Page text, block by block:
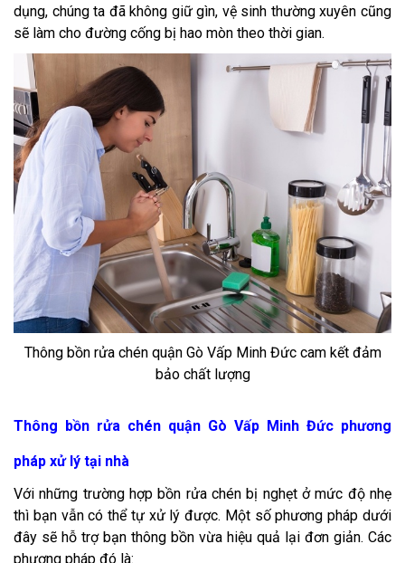
dụng, chúng ta đã không giữ gìn, vệ sinh thường xuyên cũng
sẽ làm cho đường cống bị hao mòn theo thời gian.
Thông bồn rửa chén quận Gò Vấp Minh Đức cam kết đảm
bảo chất lượng
Thông bồn rửa chén quận Gò Vấp Minh Đức phương
pháp xử lý tại nhà
Với những trường hợp bồn rửa chén bị nghẹt ở mức độ nhẹ
thì bạn vẫn có thể tự xử lý được. Một số phương pháp dưới
đây sẽ hỗ trợ bạn thông bồn vừa hiệu quả lại đơn giản. Các
phương pháp đó là: